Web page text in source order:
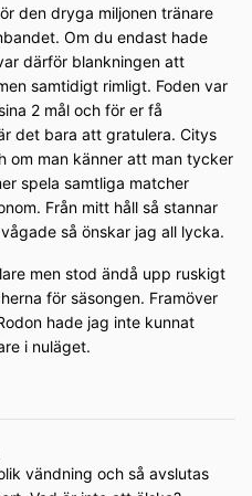
den dryga miljonen tränare
Om du endast hade
därför blankningen att
samtidigt rimligt. Foden var
2 mål och för er få
det bara att gratulera. Citys
om man känner att man tycker
spela samtliga matcher
Från mitt håll så stannar
så önskar jag all lycka.
men stod ändå upp ruskigt
för säsongen. Framöver
hade jag inte kunnat
i nuläget.
vändning och så avslutas